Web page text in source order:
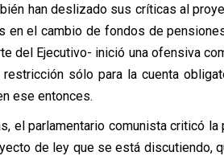
han deslizado sus críticas al
en el cambio de fondos de
del Ejecutivo- inició una ofensiva
sólo para la cuenta
ese entonces.
el parlamentario comunista criticó la
de ley que se está discutiendo,